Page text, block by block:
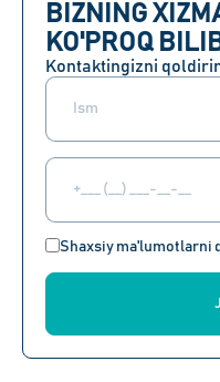
BIZNING
KO'PROQ
Kontaktingizni
Shaxsiy ma'lumotlarni